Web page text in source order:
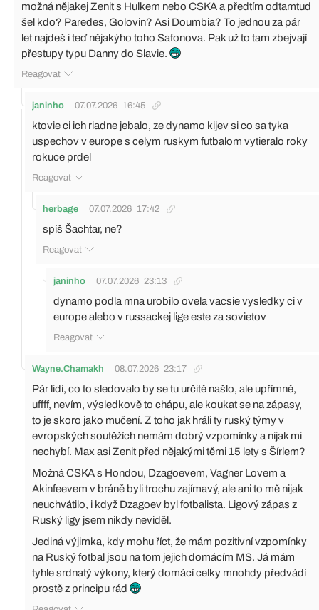
možná nějakej Zenit s Hulkem nebo CSKA a předtím odtamtud
šel kdo? Paredes, Golovin? Asi Doumbia? To jednou za pár
let najdeš i teď nějakýho toho Safonova. Pak už to tam zbejvají
přestupy typu Danny do Slavie.
Reagovat
janinho 07.07.2026 16:45
ktovie ci ich riadne jebalo, ze dynamo kijev si co sa tyka
uspechov v europe s celym ruskym futbalom vytieralo roky
rokuce prdel
Reagovat
herbage 07.07.2026 17:42
spíš Šachtar, ne?
Reagovat
janinho 07.07.2026 23:13
dynamo podla mna urobilo ovela vacsie vysledky ci v
europe alebo v russackej lige este za sovietov
Reagovat
Wayne.Chamakh 08.07.2026 23:17
Pár lidí, co to sledovalo by se tu určitě našlo, ale upřímně,
uffff, nevím, výsledkově to chápu, ale koukat se na zápasy,
to je skoro jako mučení. Z toho jak hráli ty ruský týmy v
evropských soutěžích nemám dobrý vzpomínky a nijak mi
nechybí. Max asi Zenit před nějakými těmi 15 lety s Šírlem?
Možná CSKA s Hondou, Dzagoevem, Vagner Lovem a
Akinfeevem v bráně byli trochu zajímavý, ale ani to mě nijak
neuchvátilo, i když Dzagoev byl fotbalista. Ligový zápas z
Ruský ligy jsem nikdy neviděl.
Jediná výjimka, kdy mohu říct, že mám pozitivní vzpomínky
na Ruský fotbal jsou na tom jejich domácím MS. Já mám
tyhle srdnatý výkony, který domácí celky mnohdy předvádí
prostě z principu rád